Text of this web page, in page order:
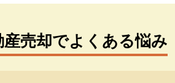
売却でよくある悩み